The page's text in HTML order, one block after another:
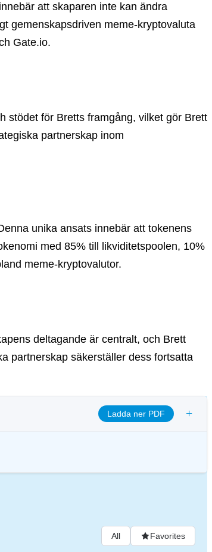
att skaparen inte kan ändra
gemenskapsdriven meme-kryptovaluta
Gate.io.
stödet för Bretts framgång, vilket gör Brett
partnerskap inom
unika ansats innebär att tokenens
med 85% till likviditetspoolen, 10%
meme-kryptovalutor.
deltagande är centralt, och Brett
partnerskap säkerställer dess fortsatta
Ladda ner PDF +
etiska styrningsrutiner för att anpassa
All Favorites